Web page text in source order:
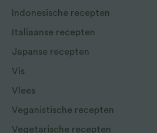
Indonesische recepten
Italiaanse recepten
Japanse recepten
Vis
Vlees
Veganistische recepten
Vegetarische recepten